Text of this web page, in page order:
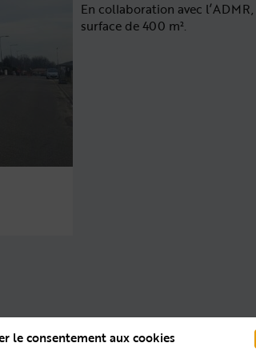
le consentement aux cookies
En collaboration avec
surface de 400 m².